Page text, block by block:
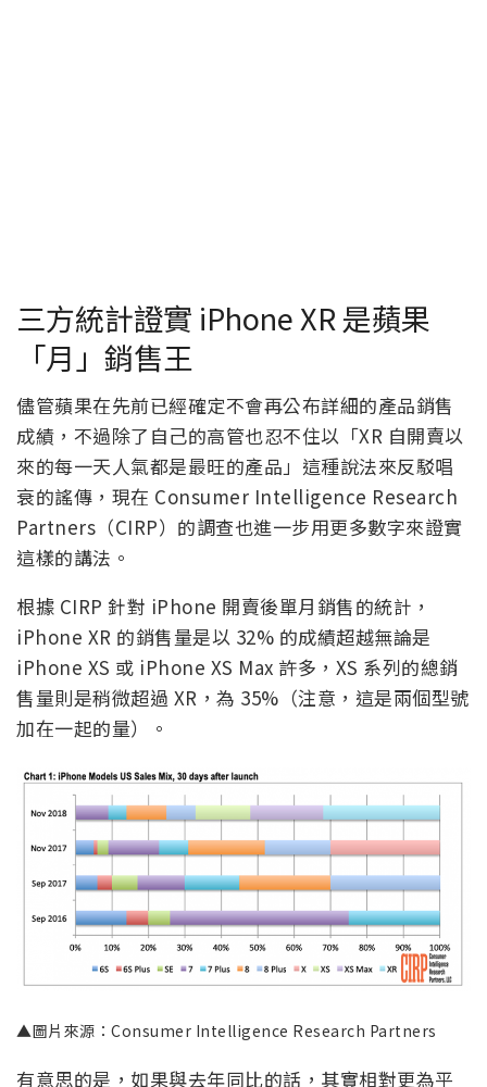
三方統計證實 iPhone XR 是蘋果
「月」銷售王
儘管蘋果在先前已經確定不會再公布詳細的產品銷售
成績，不過除了自己的高管也忍不住以「XR 自開賣以
來的每一天人氣都是最旺的產品」這種說法來反駁唱
衰的謠傳，現在 Consumer Intelligence Research
Partners（CIRP）的調查也進一步用更多數字來證實
這樣的講法。
根據 CIRP 針對 iPhone 開賣後單月銷售的統計，
iPhone XR 的銷售量是以 32% 的成績超越無論是
iPhone XS 或 iPhone XS Max 許多，XS 系列的總銷
售量則是稍微超過 XR，為 35%（注意，這是兩個型號
加在一起的量）。
▲圖片來源：Consumer Intelligence Research Partners
有意思的是，如果與去年同比的話，其實相對更為平